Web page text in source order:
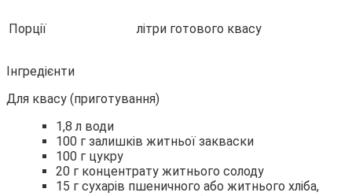
Порції літри готового квасу
Інгредієнти
Для квасу (приготування)
1,8 л води
100 г залишків житньої закваски
100 г цукру
20 г концентрату житнього солоду
15 г сухарів пшеничного або житнього хліба,